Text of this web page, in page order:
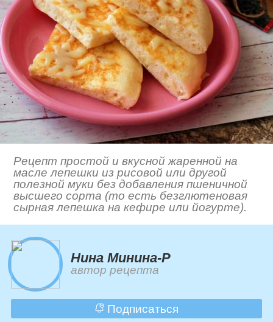
Рецепт простой и вкусной жаренной на
масле лепешки из рисовой или другой
полезной муки без добавления пшеничной
высшего сорта (то есть безглютеновая
сырная лепешка на кефире или йогурте).
Нина Минина-Р
автор рецепта
Подписаться